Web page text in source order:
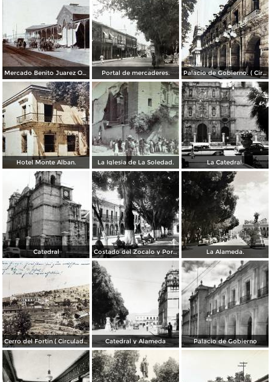
Mercado Benito Juarez Oaxaca 1899 Portal de mercaderes. Palacio de Gobierno. ( Circulada el 3 de Febrero de 1933 ).
Hotel Monte Alban. La Iglesia de La Soledad. La Catedral.
Catedral Costado del Zocalo y Portal de Mercaderes. La Alameda.
Cerro del Fortin ( Circulada el 17 de Agosto de 1926 ). Catedral y Alameda Palacio de Gobierno